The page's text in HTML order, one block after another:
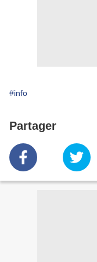
#info
Partager